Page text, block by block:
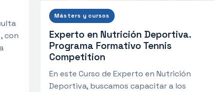
con
Másters y cursos
Experto en Nutrición Deportiva.
Programa Formativo Tennis
Competition
En este Curso de Experto en Nutrición
Deportiva, buscamos capacitar a los